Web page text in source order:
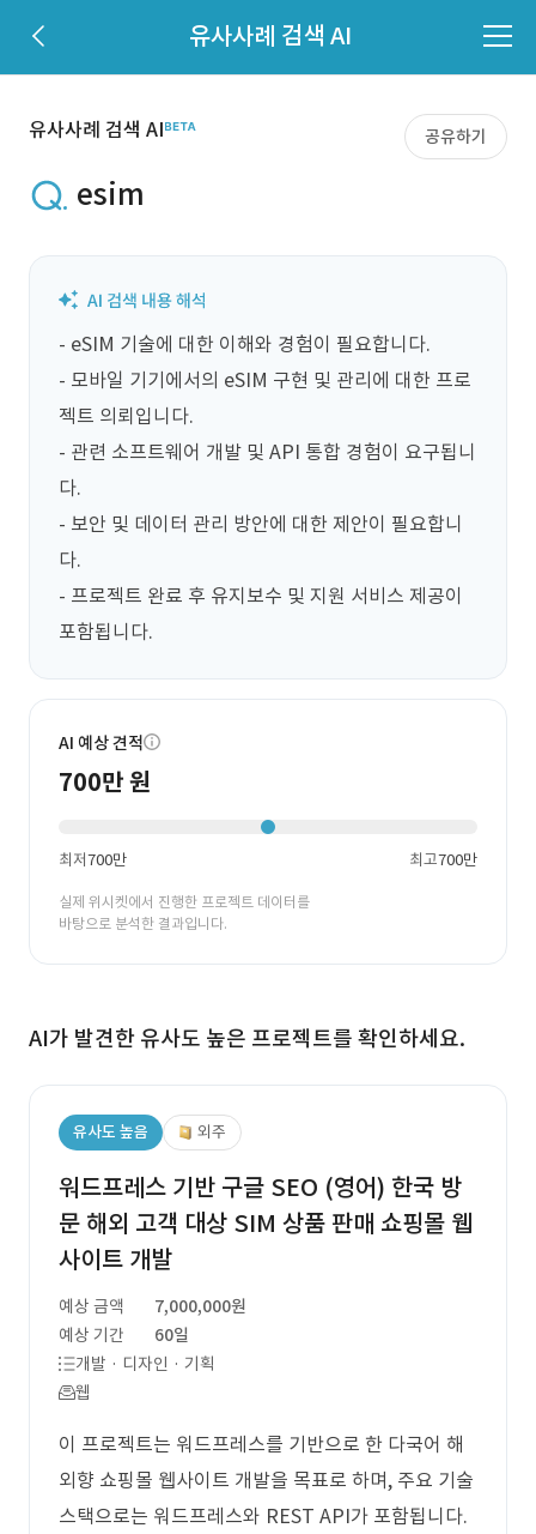
유사사례 검색 AI
유사사례 검색 AI 공유하기
esim
- eSIM 기술에 대한 이해와 경험이 필요합니다.
- 모바일 기기에서의 eSIM 구현 및 관리에 대한 프로
젝트 의뢰입니다.
- 관련 소프트웨어 개발 및 API 통합 경험이 요구됩니
다.
- 보안 및 데이터 관리 방안에 대한 제안이 필요합니
다.
- 프로젝트 완료 후 유지보수 및 지원 서비스 제공이
포함됩니다.
AI 예상 견적
700만 원
최저700만 최고700만
실제 위시켓에서 진행한 프로젝트 데이터를
바탕으로 분석한 결과입니다.
AI가 발견한 유사도 높은 프로젝트를 확인하세요.
유사도 높음 외주
워드프레스 기반 구글 SEO (영어) 한국 방
문 해외 고객 대상 SIM 상품 판매 쇼핑몰 웹
사이트 개발
예상 금액
7,000,000원
예상 기간
60일
개발 · 디자인 · 기획
웹
이 프로젝트는 워드프레스를 기반으로 한 다국어 해
외향 쇼핑몰 웹사이트 개발을 목표로 하며, 주요 기술
스택으로는 워드프레스와 REST API가 포함됩니다.